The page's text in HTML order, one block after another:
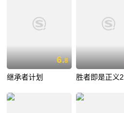
6.8
继承者计划 胜者即是正义2